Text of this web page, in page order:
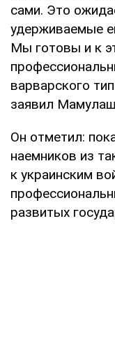
сами. Это
удерживаемые
Мы готовы и к
варварского
заявил
Он отметил:
наемников из
к украинским
развитых